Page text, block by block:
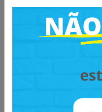
Mais informações
Você